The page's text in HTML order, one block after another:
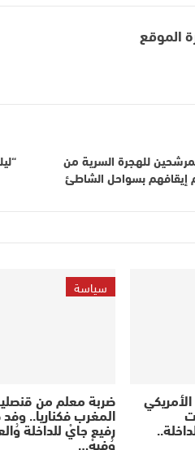
الموقع
للهجرة السرية من
إيقافهم بسواحل الشاطئ
سياسة
ضربة معلم من
المغرب فكناريا..
رفيع جايْ للداخلة
وُفِيهْ…